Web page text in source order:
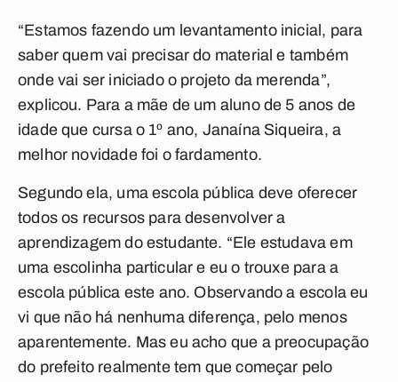
“Estamos fazendo um levantamento inicial, para
saber quem vai precisar do material e também
onde vai ser iniciado o projeto da merenda”,
explicou. Para a mãe de um aluno de 5 anos de
idade que cursa o 1º ano, Janaína Siqueira, a
melhor novidade foi o fardamento.
Segundo ela, uma escola pública deve oferecer
todos os recursos para desenvolver a
aprendizagem do estudante. “Ele estudava em
uma escolinha particular e eu o trouxe para a
escola pública este ano. Observando a escola eu
vi que não há nenhuma diferença, pelo menos
aparentemente. Mas eu acho que a preocupação
do prefeito realmente tem que começar pelo